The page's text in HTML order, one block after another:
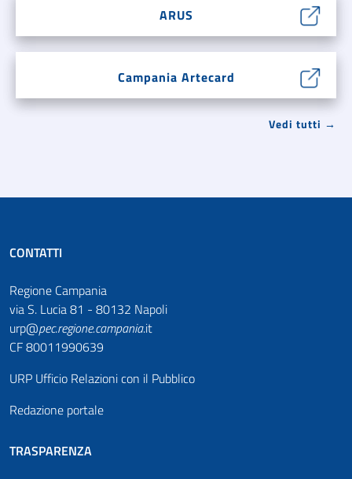
ARUS
Campania Artecard
Vedi tutti →
CONTATTI
Regione Campania
via S. Lucia 81 - 80132 Napoli
urp@pec.regione.campania.it
CF 80011990639
URP Ufficio Relazioni con il Pubblico
Redazione portale
TRASPARENZA